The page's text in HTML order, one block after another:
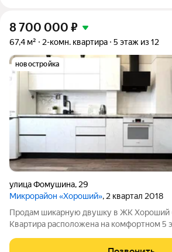
8 700 000 ₽
67,4 м² 2-комн. квартира 5 этаж из 12
новостройка
улица Фомушина, 29
Микрорайон «Хороший», 2 квартал 2018
Продам шикарную двушку в ЖК
Квартира расположена на комфортном 5
этаже много места для велосипедов.